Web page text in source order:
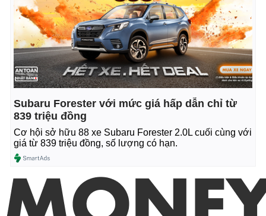
Subaru Forester với mức giá hấp dẫn chỉ từ
839 triệu đồng
Cơ hội sở hữu 88 xe Subaru Forester 2.0L cuối cùng với
giá từ 839 triệu đồng, số lượng có hạn.